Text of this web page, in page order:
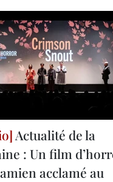
Actualité de la
: Un film
acclamé au